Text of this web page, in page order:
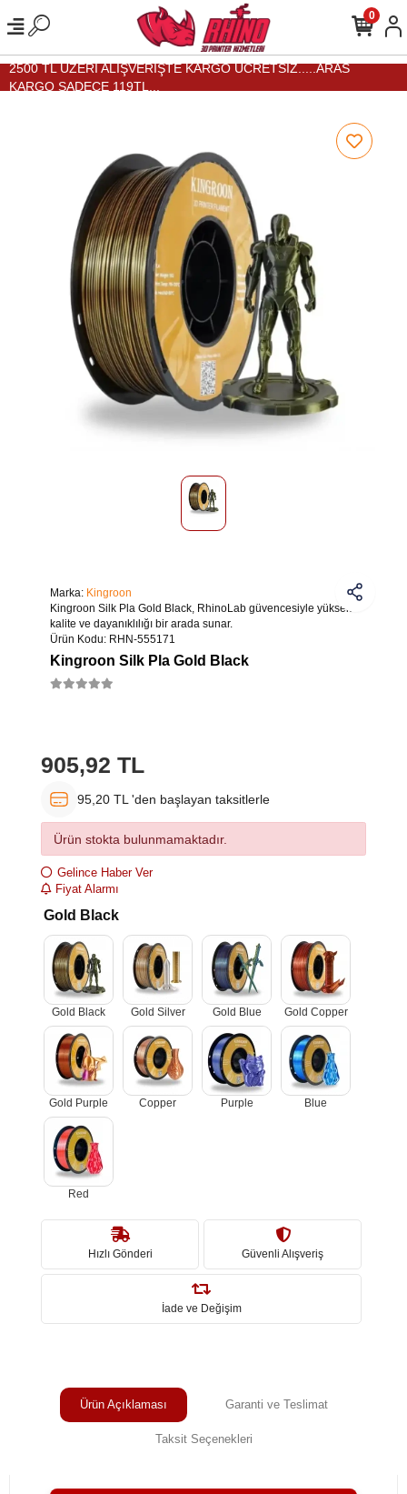
2500 TL ÜZERİ ALIŞVERİŞTE KARGO ÜCRETSİZ.....ARAS
KARGO SADECE 119TL...
0
Marka: Kingroon
Kingroon Silk Pla Gold Black, RhinoLab güvencesiyle yüksek
kalite ve dayanıklılığı bir arada sunar.
Ürün Kodu: RHN-555171
Kingroon Silk Pla Gold Black
905,92 TL
95,20 TL 'den başlayan taksitlerle
Ürün stokta bulunmamaktadır.
Gelince Haber Ver
Fiyat Alarmı
Gold Black
Gold Black Gold Silver Gold Blue Gold Copper
Gold Purple Copper Purple Blue
Red
Hızlı Gönderi Güvenli Alışveriş
İade ve Değişim
Ürün Açıklaması Garanti ve Teslimat
Taksit Seçenekleri